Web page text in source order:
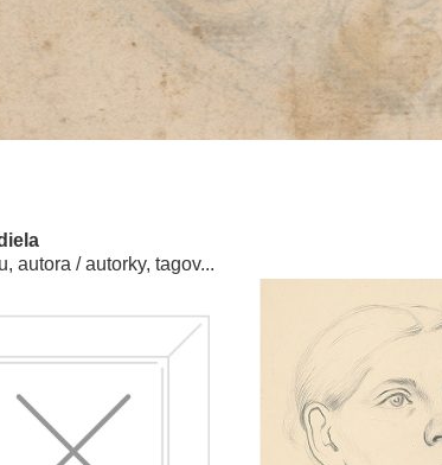
autora / autorky, tagov...